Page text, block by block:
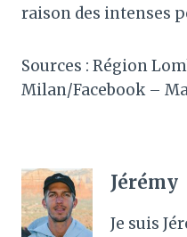
raison des intenses
Sources : Région
Milan/Facebook –
Jérémy
Je suis